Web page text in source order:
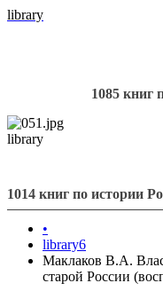
library
1085 книг
library
1014 книг по истории
•
library6
Маклаков В.А.
старой России